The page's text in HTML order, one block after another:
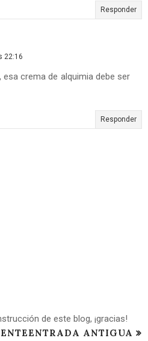
Responder
22:16
esa crema de alquimia debe ser
Responder
de este blog, ¡gracias!
ENTRADA ANTIGUA